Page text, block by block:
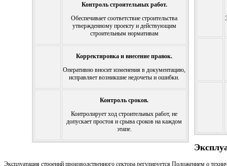
Контроль строительных работ.
Обеспечивает соответствие строительства
утвержденному проекту и действующим
строительным нормативам
Корректировка и внесение правок.
Оперативно вносит изменения в документацию,
исправляет возникшие недочеты и ошибки.
Контроль сроков.
Контролирует ход строительных работ, не
допускает простоя и срыва сроков на каждом
этапе.
Эксплуатация строений производственного сектора регулируется Положением о